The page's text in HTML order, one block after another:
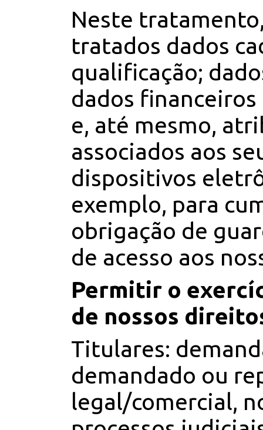
Neste
tratados dados
qualificação;
dados financeiros
e, até mesmo,
associados aos
dispositivos
exemplo, para
obrigação de
de acesso aos
Permitir o
de nossos
Titulares:
demandado ou
legal/comercial,